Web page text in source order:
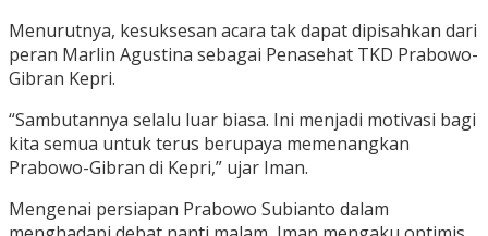
Menurutnya, kesuksesan acara tak dapat dipisahkan dari
peran Marlin Agustina sebagai Penasehat TKD Prabowo-
Gibran Kepri.
“Sambutannya selalu luar biasa. Ini menjadi motivasi bagi
kita semua untuk terus berupaya memenangkan
Prabowo-Gibran di Kepri,” ujar Iman.
Mengenai persiapan Prabowo Subianto dalam